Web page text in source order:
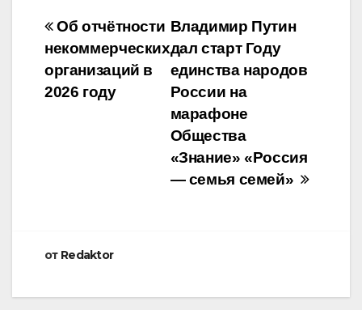
Навигация
по
записям
Владимир Путин
дал старт Году
единства народов
России на
марафоне
Общества
«Знание» «Россия
— семья семей»
Об отчётности
некоммерческих
организаций в
2026 году
от Redaktor